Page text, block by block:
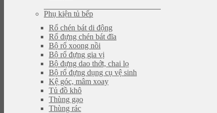
Phụ kiện tủ bếp
Rổ chén bát di động
Rổ đựng chén bát đĩa
Bộ rổ xoong nồi
Bộ rổ đựng gia vị
Bộ đựng dao thớt, chai lọ
Bộ rổ đựng dụng cụ vệ sinh
Kệ góc, mâm xoay
Tủ đồ khô
Thùng gạo
Thùng rác